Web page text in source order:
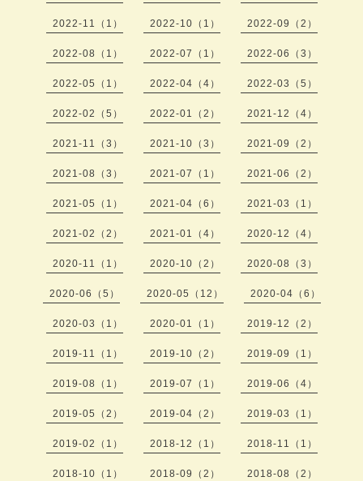
2022-11（1） 2022-10（1） 2022-09（2）
2022-08（1） 2022-07（1） 2022-06（3）
2022-05（1） 2022-04（4） 2022-03（5）
2022-02（5） 2022-01（2） 2021-12（4）
2021-11（3） 2021-10（3） 2021-09（2）
2021-08（3） 2021-07（1） 2021-06（2）
2021-05（1） 2021-04（6） 2021-03（1）
2021-02（2） 2021-01（4） 2020-12（4）
2020-11（1） 2020-10（2） 2020-08（3）
2020-06（5） 2020-05（12） 2020-04（6）
2020-03（1） 2020-01（1） 2019-12（2）
2019-11（1） 2019-10（2） 2019-09（1）
2019-08（1） 2019-07（1） 2019-06（4）
2019-05（2） 2019-04（2） 2019-03（1）
2019-02（1） 2018-12（1） 2018-11（1）
2018-10（1） 2018-09（2） 2018-08（2）